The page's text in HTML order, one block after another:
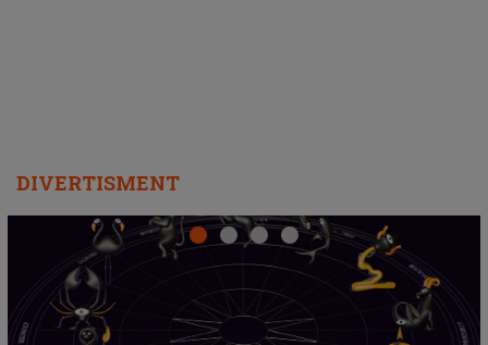
DIVERTISMENT